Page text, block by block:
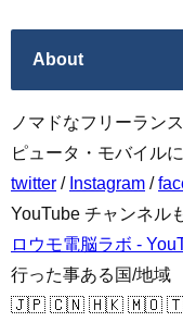
About
ノマドなフリーラン
ピュータ・モバイル
twitter / Instagram /
YouTube チャンネル
ロウモ電脳ラボ -
行った事ある国/地域
🇯🇵 🇨🇳 🇭🇰 🇲🇴